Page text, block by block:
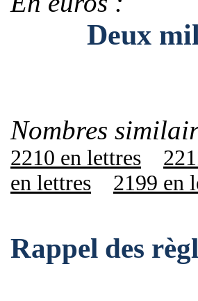
Deux mille
Nombres
2210 en lettres
en lettres
2199 en
Rappel des